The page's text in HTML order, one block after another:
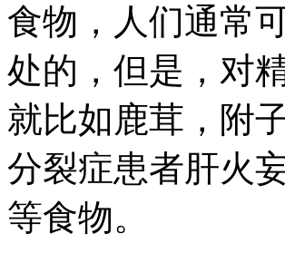
食物，人们通常
处的，但是，对
就比如鹿茸，附
分裂症患者肝火
等食物。